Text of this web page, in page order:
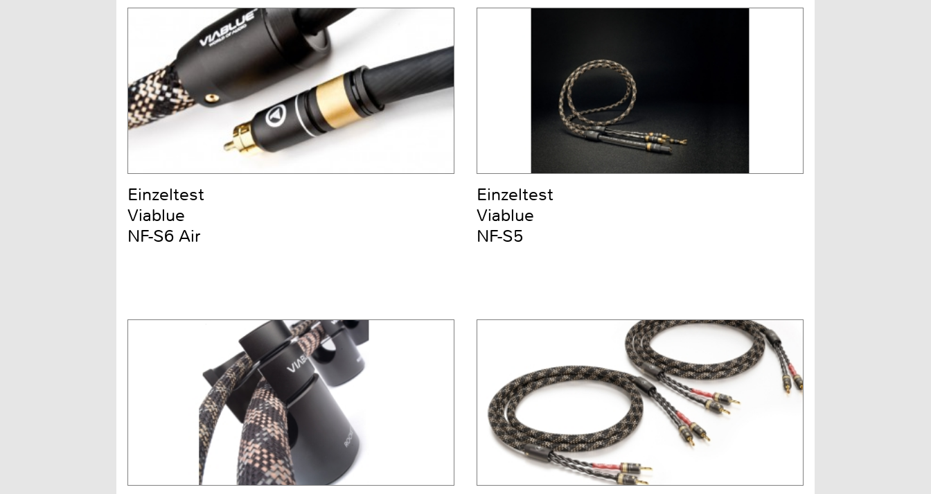
Einzeltest
Viablue
NF-S6 Air
Einzeltest
Viablue
NF-S5